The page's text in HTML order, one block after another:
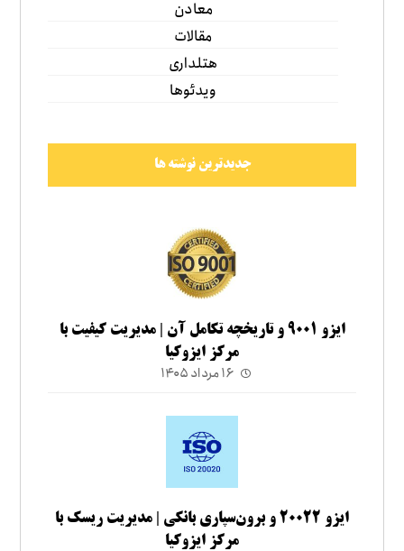
معادن
مقالات
هتلداری
ویدئوها
جدیدترین نوشته ها
ایزو ۹۰۰۱ و تاریخچه تکامل آن | مدیریت کیفیت با
مرکز ایزوکیا
۱۶ مرداد ۱۴۰۵
ایزو ۲۰۰۲۲ و برون‌سپاری بانکی | مدیریت ریسک با
مرکز ایزوکیا